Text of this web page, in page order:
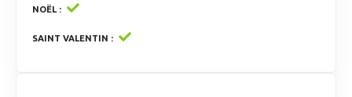
NOËL
SAINT VALENTIN